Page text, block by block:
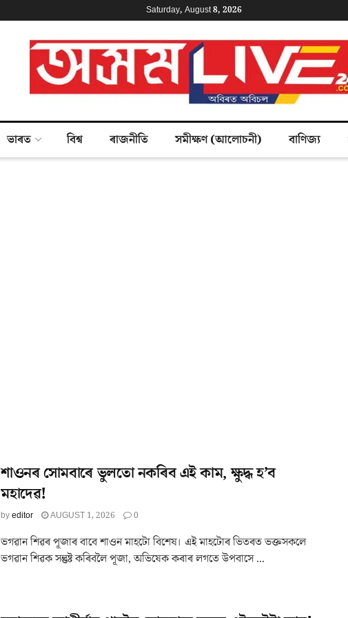
Saturday, August 8, 2026
ভাৰত বিশ্ব ৰাজনীতি সমীক্ষণ (আলোচনী) বাণিজ্য
শাওনৰ সোমবাৰে ভুলতো নকৰিব এই কাম, ক্ষুদ্ধ হ’ব
মহাদেৱ!
byeditor AUGUST 1, 2026 0
ভগৱান শিৱৰ পূজাৰ বাবে শাওন মাহটো বিশেষ। এই মাহটোৰ ভিতৰত ভক্তসকলে
ভগৱান শিৱক সন্তুষ্ট কৰিবলৈ পূজা, অভিষেক কৰাৰ লগতে উপবাসে ...